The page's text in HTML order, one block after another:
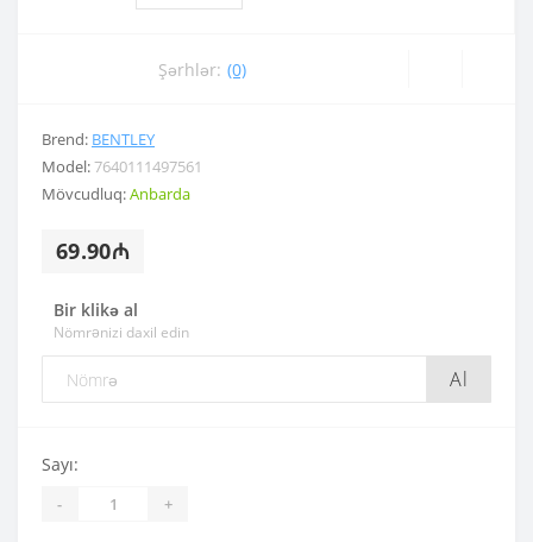
Şərhlər: (0)
Brend: BENTLEY
Model:7640111497561
Mövcudluq:Anbarda
69.90₼
Bir klikə al
Nömrənizi daxil edin
Al
Sayı:
- +